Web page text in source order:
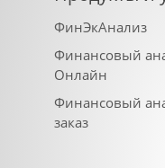
ФинЭкАнализ
Финансовый
Онлайн
Финансовый
заказ